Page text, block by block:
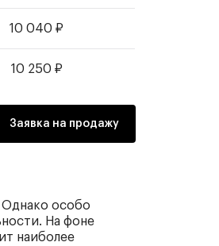
10 040 ₽
10 250 ₽
Заявка на продажу
Однако особо
На фоне
наиболее